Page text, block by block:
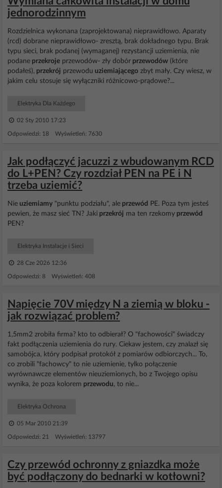
jednorodzinnym
Rozdzielnica wykonana (zaprojektowana) nieprawidłowo. Aparaty
(rcd) dobrane nieprawidłowo- zresztą, brak dokładnego typu. Brak
typu sieci, brak podanej (wymaganej) rezystancji uziemienia, nie
podane przekroje przewodów- zły dobór przewodów (które
podałeś), przekrój przewodu uziemiającego zbyt mały. Czy wiesz, w
jakim celu stosuje się wyłączniki różnicowo-prądowe?...
Elektryka Dla Każdego
02 Sty 2010 17:23
Odpowiedzi: 18 Wyświetleń: 7630
Jak podłączyć jacuzzi z wbudowanym RCD
do L+PEN? Czy rozdział PEN na PE i N
trzeba uziemić?
Nie uziemiamy "punktu podziału", ale przewód PE. Poza tym jesteś
pewien, że masz sieć TN? Jaki przekrój ma ten rzekomy przewód
PEN?
Elektryka Instalacje i Sieci
28 Cze 2026 12:36
Odpowiedzi: 8 Wyświetleń: 408
Napięcie 70V między N a ziemią w bloku -
jak rozwiązać problem?
1,5mm2 zrobiła firma? kto to odbierał? O "fachowości" świadczy
fakt podłączenia uziemienia do rury. Ciekaw jestem, czy znalazł się
samobójca, który podpisał protokół z pomiarów odbiorczych... To,
co zrobili "fachowcy" to nie uziemienie, tylko połączenie
wyrównawcze elementów nieuziemionych, bo z Twojego opisu
wynika, że poza kolorem przewodu, to nie...
Elektryka Ochrona
05 Mar 2010 21:39
Odpowiedzi: 21 Wyświetleń: 13797
Czy przewód ochronny z gniazdka może
być podłączony do bednarki w kotłowni?